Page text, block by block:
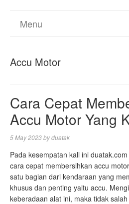
Menu
Accu Motor
Cara Cepat
Accu Motor Yang
5 May 2023byduatak
Pada kesempatan kali ini
cara cepat membersihkan accu
satu bagian dari kendaraan yang
khusus dan penting yaitu accu.
keberadaan alat ini, maka tidak